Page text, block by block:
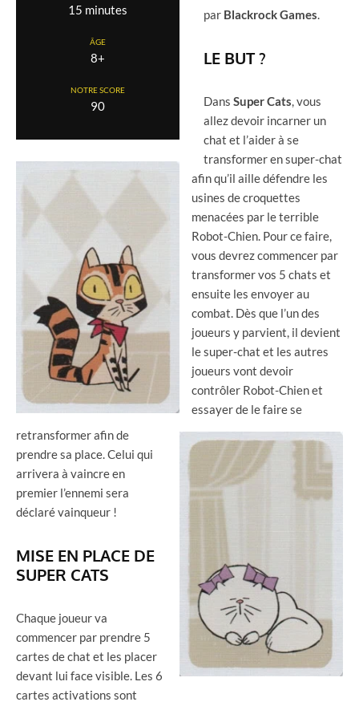
15 minutes
ÂGE
8+
NOTRE SCORE
90
par Blackrock Games.
LE BUT ?
Dans Super Cats, vous
allez devoir incarner un
chat et l’aider à se
transformer en super-chat
afin qu’il aille défendre les
usines de croquettes
menacées par le terrible
Robot-Chien. Pour ce faire,
vous devrez commencer par
transformer vos 5 chats et
ensuite les envoyer au
combat. Dès que l’un des
joueurs y parvient, il devient
le super-chat et les autres
joueurs vont devoir
contrôler Robot-Chien et
essayer de le faire se
retransformer afin de
prendre sa place. Celui qui
arrivera à vaincre en
premier l’ennemi sera
déclaré vainqueur !
MISE EN PLACE DE
SUPER CATS
Chaque joueur va
commencer par prendre 5
cartes de chat et les placer
devant lui face visible. Les 6
cartes activations sont